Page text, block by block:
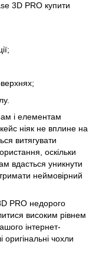
3D PRO купити
і елементам
ніяк не вплине на
витягувати
оскільки
вдасться уникнути
неймовірний
PRO недорого
високим рівнем
інтернет-
чохли